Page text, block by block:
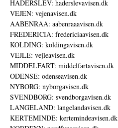
HADERSLEV: haderslevavisen.dk
VEJEN: vejenavisen.dk
AABENRAA: aabenraaavisen.dk
FREDERICIA: fredericiaavisen.dk
KOLDING: koldingavisen.dk
VEJLE: vejleavisen.dk
MIDDELFART: middelfartavisen.dk
ODENSE: odenseavisen.dk
NYBORG: nyborgavisen.dk
SVENDBORG: svendborgavisen.dk
LANGELAND: langelandavisen.dk
KERTEMINDE: kertemindeavisen.dk